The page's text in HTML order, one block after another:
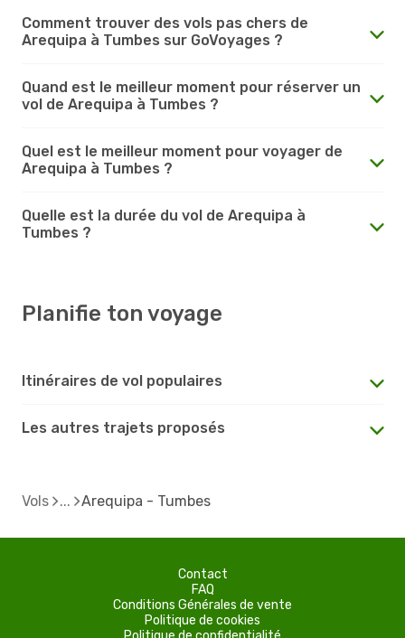
Comment trouver des vols pas chers de
Arequipa à Tumbes sur GoVoyages ?
Quand est le meilleur moment pour réserver un
vol de Arequipa à Tumbes ?
Quel est le meilleur moment pour voyager de
Arequipa à Tumbes ?
Quelle est la durée du vol de Arequipa à
Tumbes ?
Planifie ton voyage
Itinéraires de vol populaires
Les autres trajets proposés
Vols Arequipa - Tumbes
Contact
FAQ
Conditions Générales de vente
Politique de cookies